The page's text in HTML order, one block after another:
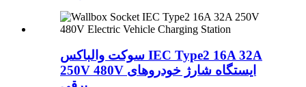
سوکت والباکس IEC Type2 16A 32A
250V 480V ایستگاه شارژ خودروهای